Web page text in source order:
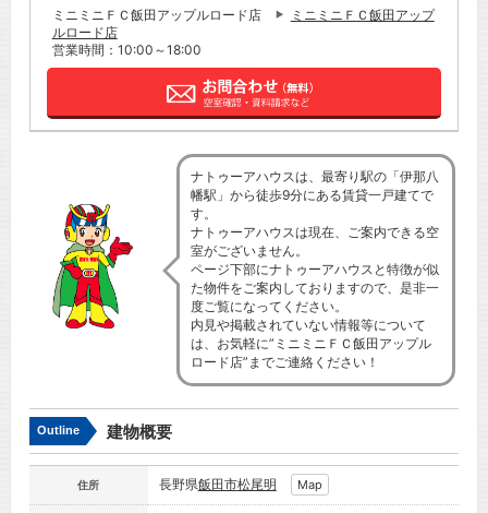
ミニミニＦＣ飯田アップルロード店
ミニミニＦＣ飯田アップ
ルロード店
営業時間：10:00～18:00
ナトゥーアハウスは、最寄り駅の「伊那八
幡駅」から徒歩9分にある賃貸一戸建てで
す。
ナトゥーアハウスは現在、ご案内できる空
室がございません。
ページ下部にナトゥーアハウスと特徴が似
た物件をご案内しておりますので、是非一
度ご覧になってください。
内見や掲載されていない情報等について
は、お気軽に”ミニミニＦＣ飯田アップル
ロード店”までご連絡ください！
Outline 建物概要
住所 長野県飯田市松尾明 Map